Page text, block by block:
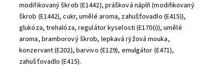
modifikovaný škrob (E1442), prášková náplň (modifikovaný
škrob (E1442), cukr, umělé aroma, zahušťovadlo (E415)),
glukóza, trehalóza, regulátor kyselosti (E170(i)), umělé
aroma, bramborový škrob, lepkavá rýžová mouka,
konzervant (E202), barvivo (E129), emulgátor (E471),
zahušťovadlo (E415).